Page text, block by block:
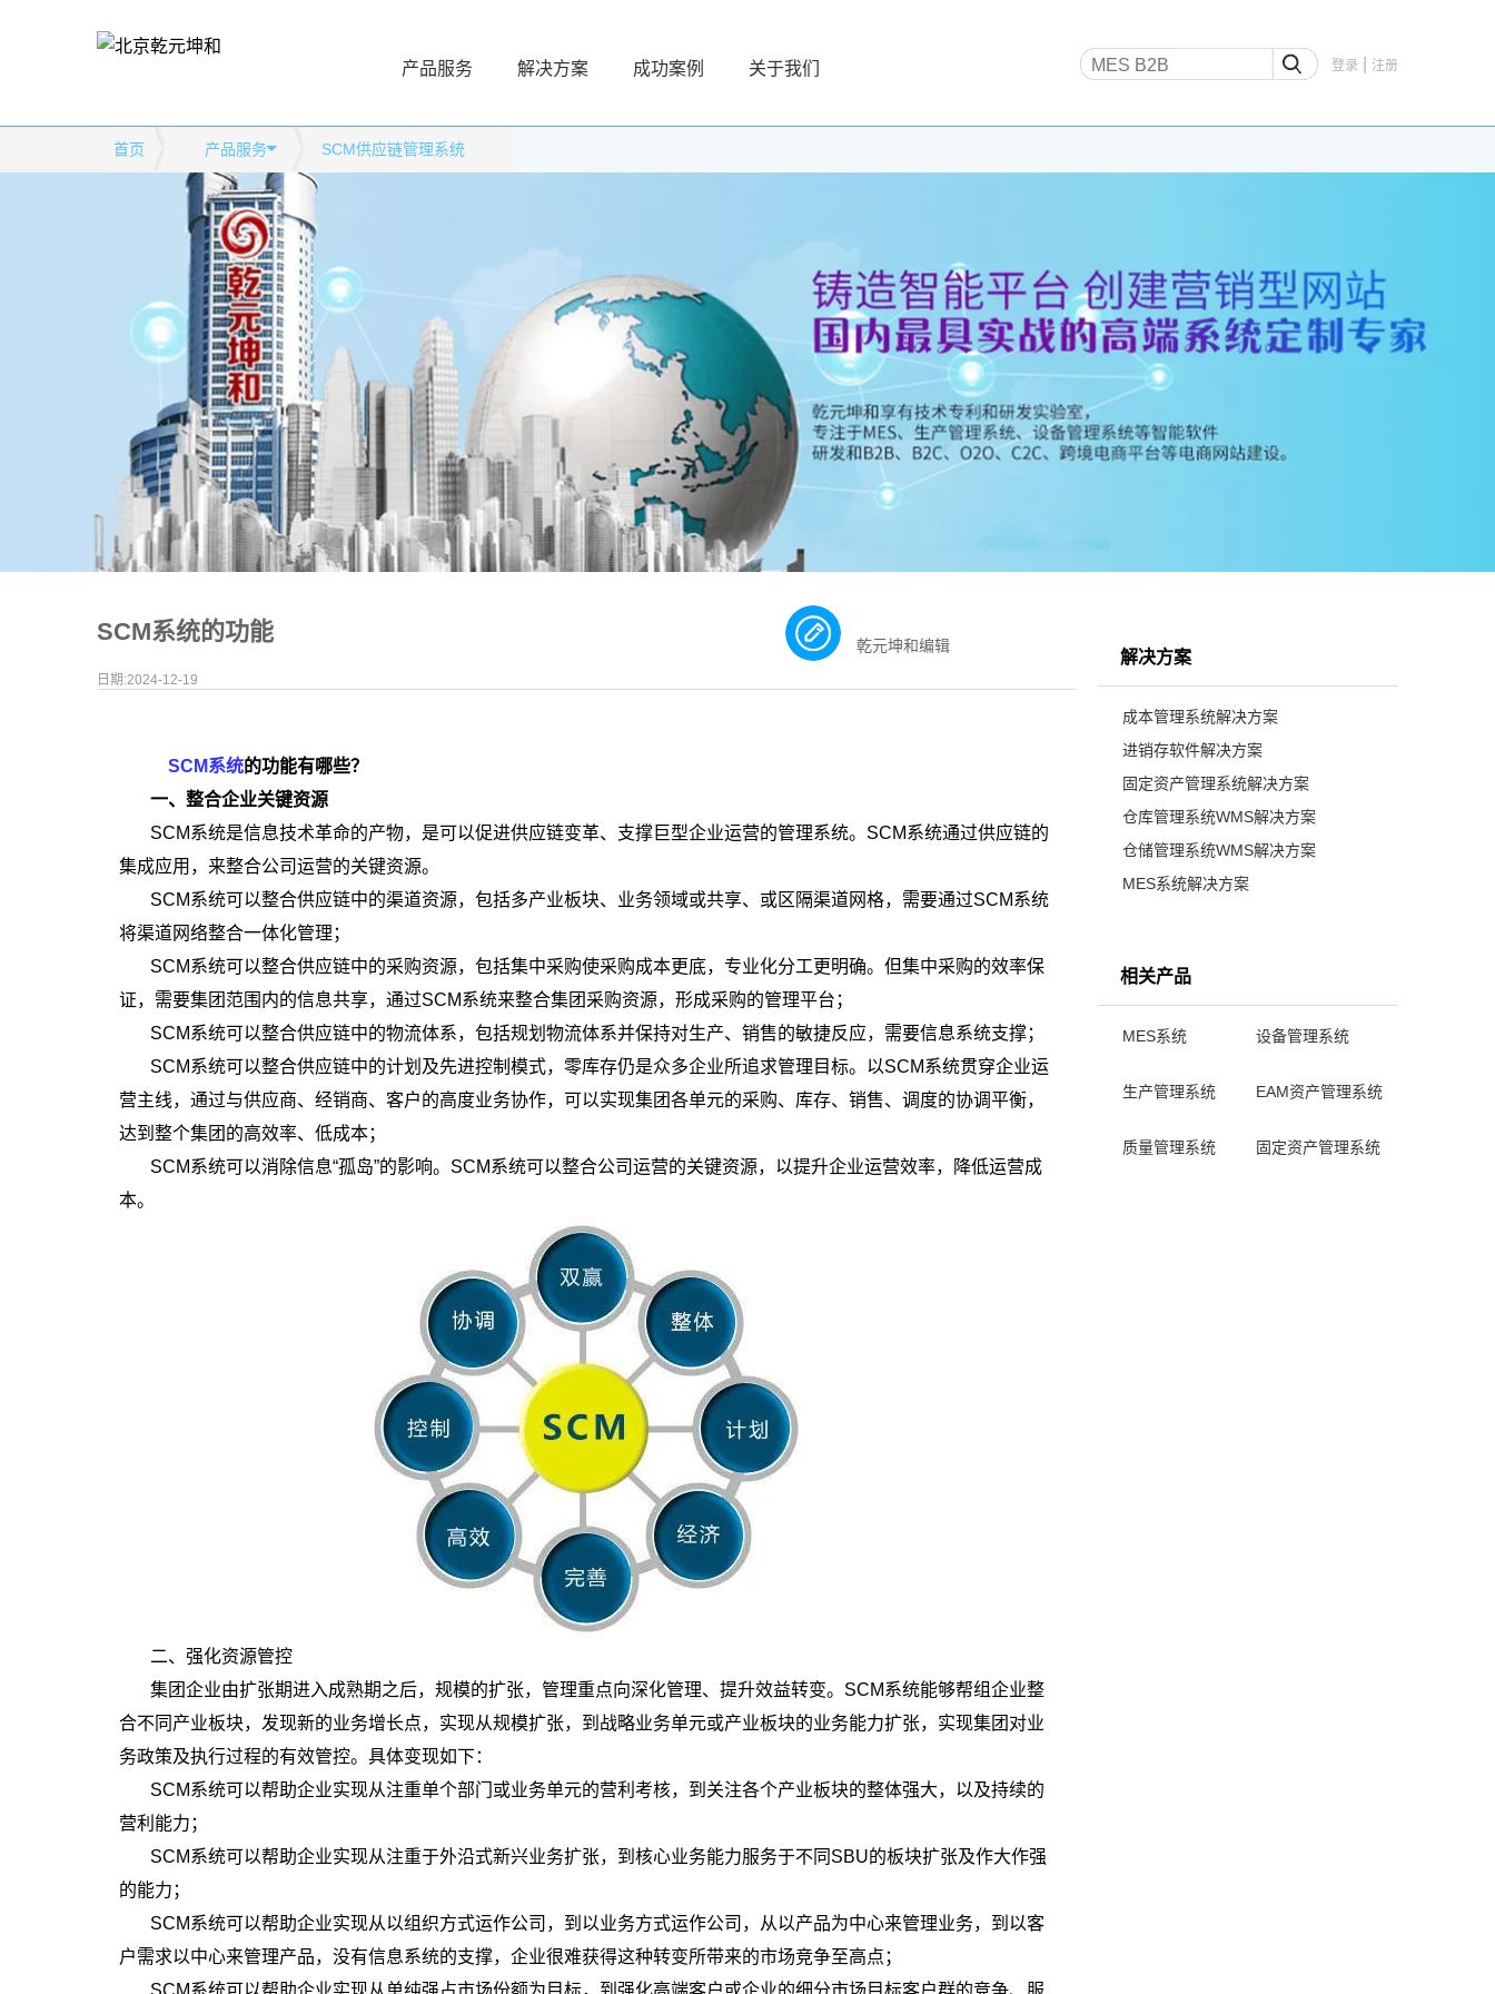
产品服务 解决方案 成功案例 关于我们 登录 注册
首页 产品服务 SCM供应链管理系统
SCM系统的功能
日期:2024-12-19
乾元坤和编辑
SCM系统的功能有哪些？
一、整合企业关键资源
SCM系统是信息技术革命的产物，是可以促进供应链变革、支撑巨型企业运营的管理系统。SCM系统通过供应链的
集成应用，来整合公司运营的关键资源。
SCM系统可以整合供应链中的渠道资源，包括多产业板块、业务领域或共享、或区隔渠道网格，需要通过SCM系统
将渠道网络整合一体化管理；
SCM系统可以整合供应链中的采购资源，包括集中采购使采购成本更底，专业化分工更明确。但集中采购的效率保
证，需要集团范围内的信息共享，通过SCM系统来整合集团采购资源，形成采购的管理平台；
SCM系统可以整合供应链中的物流体系，包括规划物流体系并保持对生产、销售的敏捷反应，需要信息系统支撑；
SCM系统可以整合供应链中的计划及先进控制模式，零库存仍是众多企业所追求管理目标。以SCM系统贯穿企业运
营主线，通过与供应商、经销商、客户的高度业务协作，可以实现集团各单元的采购、库存、销售、调度的协调平衡，
达到整个集团的高效率、低成本；
SCM系统可以消除信息“孤岛”的影响。SCM系统可以整合公司运营的关键资源，以提升企业运营效率，降低运营成
本。
二、强化资源管控
集团企业由扩张期进入成熟期之后，规模的扩张，管理重点向深化管理、提升效益转变。SCM系统能够帮组企业整
合不同产业板块，发现新的业务增长点，实现从规模扩张，到战略业务单元或产业板块的业务能力扩张，实现集团对业
务政策及执行过程的有效管控。具体变现如下：
SCM系统可以帮助企业实现从注重单个部门或业务单元的营利考核，到关注各个产业板块的整体强大，以及持续的
营利能力；
SCM系统可以帮助企业实现从注重于外沿式新兴业务扩张，到核心业务能力服务于不同SBU的板块扩张及作大作强
的能力；
SCM系统可以帮助企业实现从以组织方式运作公司，到以业务方式运作公司，从以产品为中心来管理业务，到以客
户需求以中心来管理产品，没有信息系统的支撑，企业很难获得这种转变所带来的市场竞争至高点；
SCM系统可以帮助企业实现从单纯强占市场份额为目标，到强化高端客户或企业的细分市场目标客户群的竞争、服
解决方案
成本管理系统解决方案
进销存软件解决方案
固定资产管理系统解决方案
仓库管理系统WMS解决方案
仓储管理系统WMS解决方案
MES系统解决方案
相关产品
MES系统 设备管理系统
生产管理系统 EAM资产管理系统
质量管理系统 固定资产管理系统